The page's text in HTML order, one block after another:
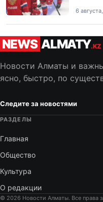
6
NEWS ALMATY.KZ
Новости Алматы и
ясно, быстро, по
Следите за новостями
РАЗДЕЛЫ
Главная
Общество
Культура
О редакции
© 2026 Новости Алматы. Все права